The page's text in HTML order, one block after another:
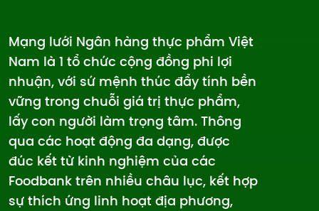
Mạng lưới Ngân hàng thực phẩm Việt
Nam là 1 tổ chức cộng đồng phi lợi
nhuận, với sứ mệnh thúc đẩy tính bền
vững trong chuỗi giá trị thực phẩm,
lấy con người làm trọng tâm. Thông
qua các hoạt động đa dạng, được
đúc kết từ kinh nghiệm của các
Foodbank trên nhiều châu lục, kết hợp
sự thích ứng linh hoạt địa phương,